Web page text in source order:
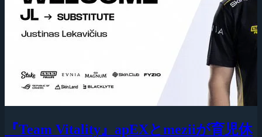
『Team Vitality』apEXとmeziiが育児休